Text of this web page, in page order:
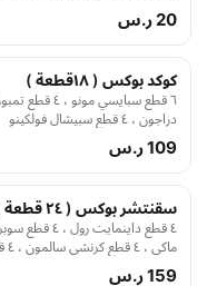
20 ر.س
كوكد بوكس ( ١٨قطعة )
دراجون ، ٤ قطع سبيشال فولكينو
109 ر.س
سقنتشر بوكس ( ٢٤ قطعة )
قطع تمبورا ماكي
159 ر.س